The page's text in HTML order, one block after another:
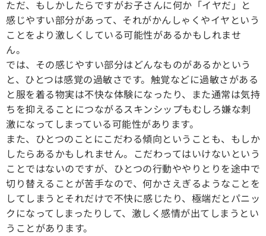
ただ、もしかしたらですがお子さんに何か「イヤだ」と
感じやすい部分があって、それがかんしゃくやイヤという
ことをより激しくしている可能性があるかもしれませ
ん。
では、その感じやすい部分はどんなものがあるかという
と、ひとつは感覚の過敏さです。触覚などに過敏さがある
と服を着る物実は不快な体験になったり、また通常は気持
ちを抑えることにつながるスキンシップもむしろ嫌な刺
激になってしまっている可能性があります。
また、ひとつのことにこだわる傾向ということも、もしか
したらあるかもしれません。こだわってはいけないという
ことではないのですが、ひとつの行動ややりとりを途中で
切り替えることが苦手なので、何かさえぎるようなことを
してしまうとそれだけで不快に感じたり、極端だとパニッ
クになってしまったりして、激しく感情が出てしまうとい
うことがあります。